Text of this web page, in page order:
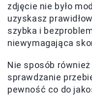
zdjęcie nie było
uzyskasz
szybka i
niewymagająca
Nie sposób
sprawdzanie
pewność co do